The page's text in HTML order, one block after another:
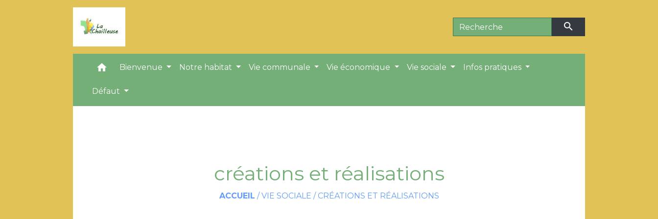
search
home Bienvenue Notre habitat Vie communale Vie économique Vie sociale Infos pratiques
Défaut
créations et réalisations
ACCUEIL /VIE SOCIALE / CRÉATIONS ET RÉALISATIONS